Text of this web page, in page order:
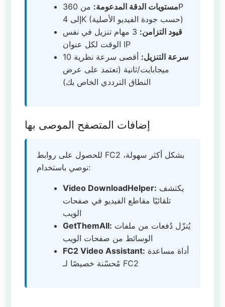
مستويات الدقة المدعومة:
من 360P
إلى 4K (حسب جودة الفيديو الأصلية)
قيود التزامن:
3 مهام تنزيل في نفس
الوقت لكل عنوان IP
سرعة التنزيل:
أقصى سرعة نظرية 10
ميجابايت/ثانية (تعتمد على عرض
النطاق الترددي الخاص بك)
إضافات المتصفح الموصى بها
للحصول على روابط FC2 بشكل أكثر سهولة،
نوصي باستخدام:
Video DownloadHelper:
تلقائيًا مقاطع الفيديو في صفحات
الويب
GetThemAll:
الوسائط من صفحات الويب
FC2 Video Assistant:
مُحسّنة خصيصًا لـ FC2